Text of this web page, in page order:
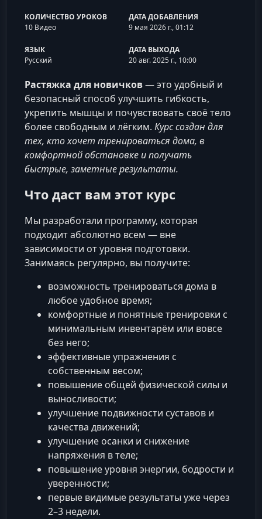
КОЛИЧЕСТВО УРОКОВ
10 Видео
ДАТА ДОБАВЛЕНИЯ
9 мая 2026 г., 01:12
ЯЗЫК
Русский
ДАТА ВЫХОДА
20 авг. 2025 г., 10:00
Растяжка для новичков— это удобный и
безопасный способ улучшить гибкость,
укрепить мышцы и почувствовать своё тело
более свободным и лёгким. Курс создан для
тех, кто хочет тренироваться дома, в
комфортной обстановке и получать
быстрые, заметные результаты.
Что даст вам этот курс
Мы разработали программу, которая
подходит абсолютно всем — вне
зависимости от уровня подготовки.
Занимаясь регулярно, вы получите:
возможность тренироваться дома в
любое удобное время;
комфортные и понятные тренировки с
минимальным инвентарём или вовсе
без него;
эффективные упражнения с
собственным весом;
повышение общей физической силы и
выносливости;
улучшение подвижности суставов и
качества движений;
улучшение осанки и снижение
напряжения в теле;
повышение уровня энергии, бодрости и
уверенности;
первые видимые результаты уже через
2–3 недели.